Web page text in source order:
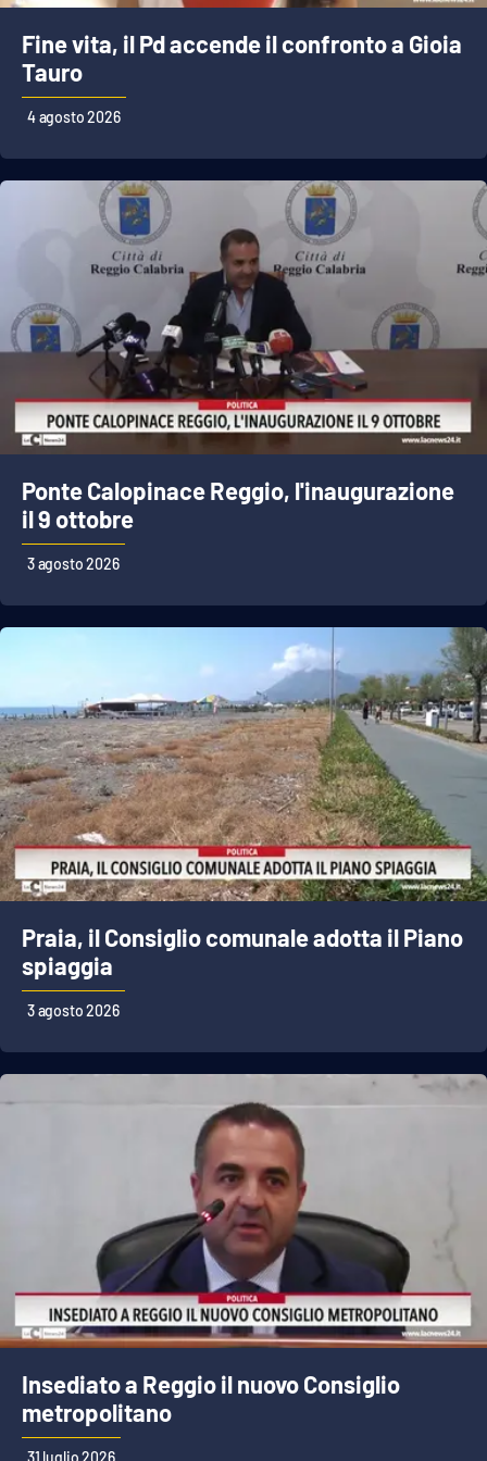
EDIZIONI
LOCALI
Catanzaro
Crotone
Vibo Valentia
Reggio Calabria
Cosenza
Lamezia Terme
PROGETTI
SPECIALI
Buona Sanità Calabria
LA
CALABRIAVISIONE
Eventi
Food
Storie
LAC
NETWORK
Lacplay.it
Ilreggino.it
Cosenzachannel.it
Catanzarochannel.it
Fine vita, il Pd accende il confronto a Gioia
Tauro
4 agosto 2026
Ponte Calopinace Reggio, l'inaugurazione
il 9 ottobre
3 agosto 2026
Praia, il Consiglio comunale adotta il Piano
spiaggia
3 agosto 2026
Insediato a Reggio il nuovo Consiglio
metropolitano
31 luglio 2026